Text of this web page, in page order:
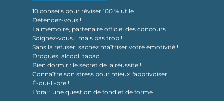
10 conseils pour réviser 100 % utile !
Détendez-vous !
La mémoire, partenaire officiel des concours !
Soignez-vous… mais pas trop !
Sans la refuser, sachez maîtriser votre émotivité !
Drogues, alcool, tabac
Bien dormir : le secret de la réussite !
Connaître son stress pour mieux l'apprivoiser
É-qui-li-bre !
L'oral : une question de fond et de forme